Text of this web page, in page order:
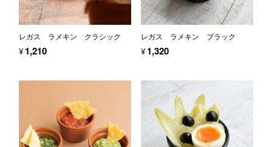
レガス ラメキン クラシック
¥1,210
レガス ラメキン ブラック
¥1,320